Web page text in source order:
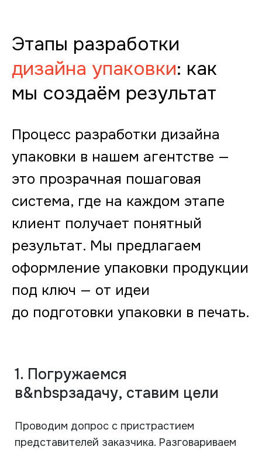
Этапы разработки
дизайна упаковки: как
мы создаём результат
Процесс разработки дизайна
упаковки в нашем агентстве —
это прозрачная пошаговая
система, где на каждом этапе
клиент получает понятный
результат. Мы предлагаем
оформление упаковки продукции
под ключ — от идеи
до подготовки упаковки в печать.
1. Погружаемся
в&nbspзадачу, ставим цели
Проводим допрос с пристрастием
представителей заказчика. Разговариваем